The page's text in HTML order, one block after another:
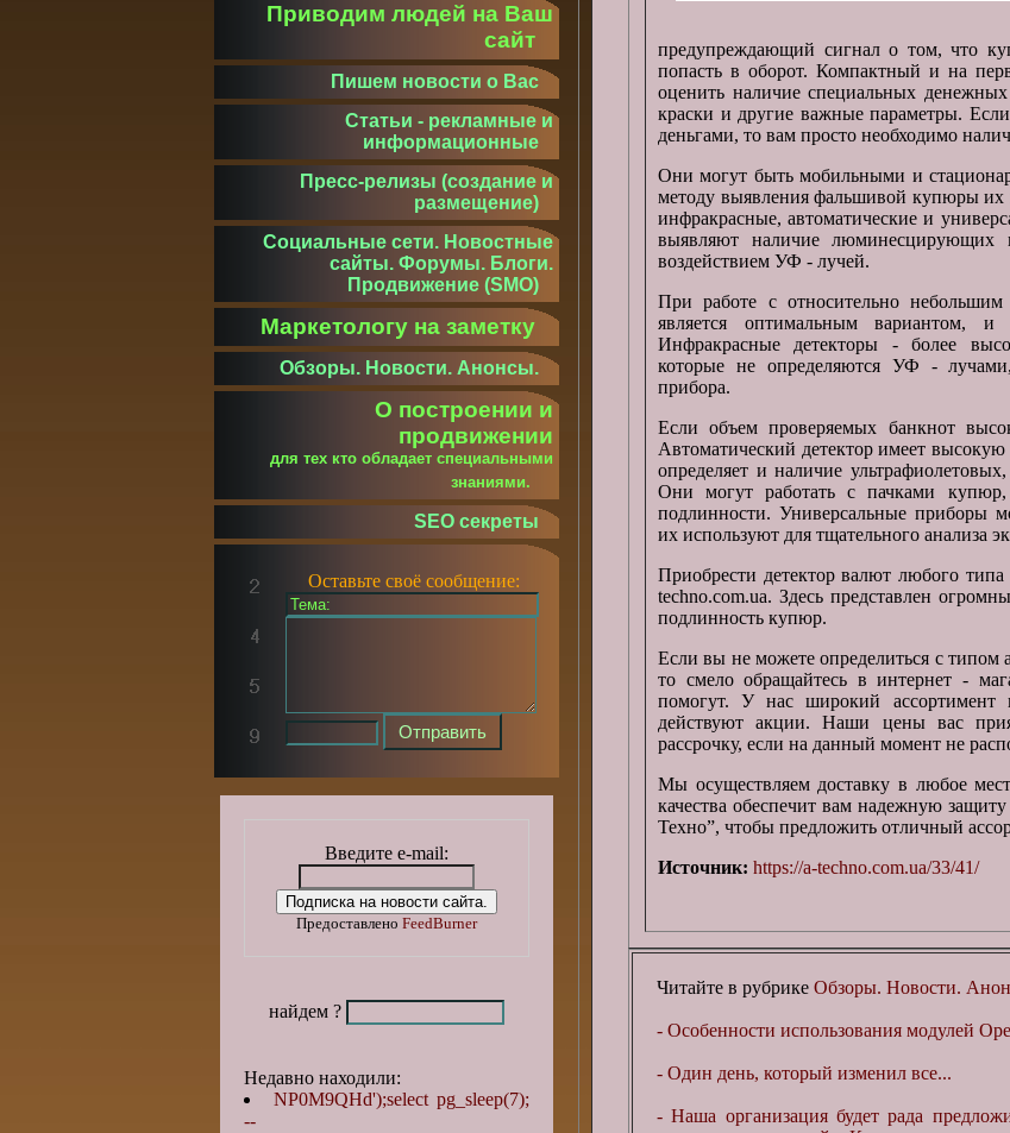
предупреждающий сигнал о том, что
попасть в оборот. Компактный и на
оценить наличие специальных денежных
краски и другие важные параметры.
деньгами, то вам просто необходимо
Они могут быть мобильными и
методу выявления фальшивой купюры их
инфракрасные, автоматические и
выявляют наличие люминесцирующих
воздействием УФ - лучей.
При работе с относительно
является оптимальным вариантом,
Инфракрасные детекторы - более
которые не определяются УФ -
прибора.
Если объем проверяемых банкнот
Автоматический детектор имеет
определяет и наличие
Они могут работать с пачками
подлинности. Универсальные приборы
их используют для тщательного анализа
Приобрести детектор валют любого
techno.com.ua. Здесь представлен
подлинность купюр.
Если вы не можете определиться с типом
то смело обращайтесь в интернет -
помогут. У нас широкий ассортимент
действуют акции. Наши цены вас
рассрочку, если на данный момент не
Мы осуществляем доставку в любое
качества обеспечит вам надежную
Техно”, чтобы предложить отличный
Источник: https://a-techno.com.ua/33/41/
Читайте в рубрике Обзоры. Новости.
- Особенности использования модулей
- Один день, который изменил все...
- Наша организация будет рада
Приводим людей на Ваш
сайт
Пишем новости о Вас
Статьи - рекламные и
информационные
Пресс-релизы (создание и
размещение)
Социальные сети. Новостные
сайты. Форумы. Блоги.
Продвижение (SMO)
Маркетологу на заметку
Обзоры. Новости. Анонсы.
О построении и
продвижении
для тех кто обладает специальными
знаниями.
SEO секреты
Оставьте своё сообщение:
Введите e-mail:
Предоставлено FeedBurner
найдем ?
Недавно находили:
NP0M9QHd');select pg_sleep(7);
--